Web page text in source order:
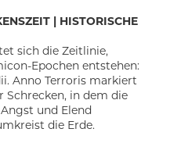
| HISTORISCHE
sich die Zeitlinie,
Epochen entstehen:
Anno Terroris markiert
Schrecken, in dem die
und Elend
die Erde.